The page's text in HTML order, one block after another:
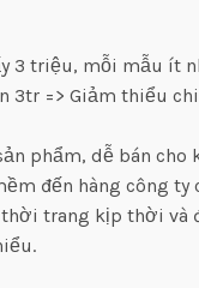
3 triệu, mỗi mẫu ít
3tr => Giảm thiểu
phẩm, dễ bán cho
đến hàng công
trang kịp thời và